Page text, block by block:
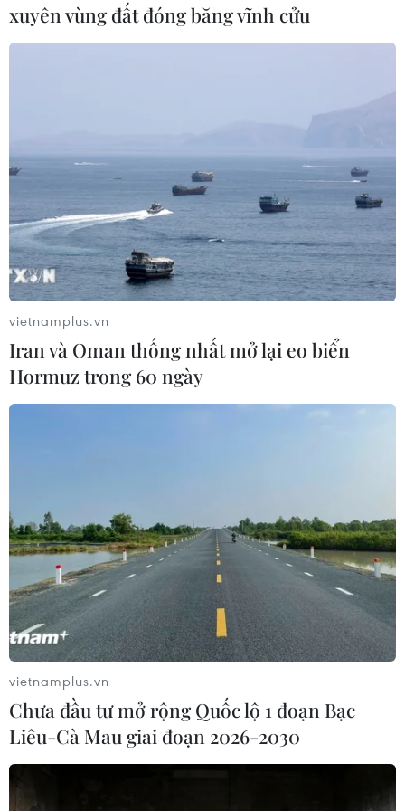
#Thiết bị an ninh
#Ấn Độ
#Hệ thống phòng không S-400
#CAATSA
#Bộ Quốc phòng Mỹ
#Mỹ-Ấn Độ
#tin tức
#tin tức mới nhất
#tin tức mới nhất trong ngày
#tin tức thời sự
#tin tức hot
Ấn Độ Mỹ
TIN LIÊN QUAN
xuyên vùng đất đóng băng vĩnh cửu
vietnamplus.vn
Iran và Oman thống nhất mở lại eo biển
Hormuz trong 60 ngày
vietnamplus.vn
Chưa đầu tư mở rộng Quốc lộ 1 đoạn Bạc
Liêu-Cà Mau giai đoạn 2026-2030